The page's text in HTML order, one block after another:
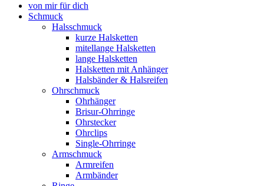
von mir für dich
Schmuck
Halsschmuck
kurze Halsketten
mitellange Halsketten
lange Halsketten
Halsketten mit Anhänger
Halsbänder & Halsreifen
Ohrschmuck
Ohrhänger
Brisur-Ohrringe
Ohrstecker
Ohrclips
Single-Ohrringe
Armschmuck
Armreifen
Armbänder